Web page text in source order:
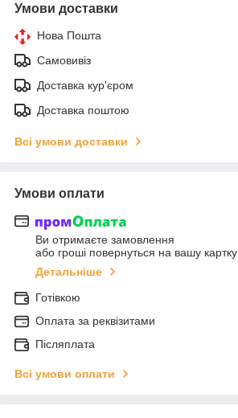
Умови доставки
Нова Пошта
Самовивіз
Доставка кур'єром
Доставка поштою
Всі умови доставки
Умови оплати
Ви отримаєте замовлення
або гроші повернуться на вашу картку
Детальніше
Готівкою
Оплата за реквізитами
Післяплата
Всі умови оплати